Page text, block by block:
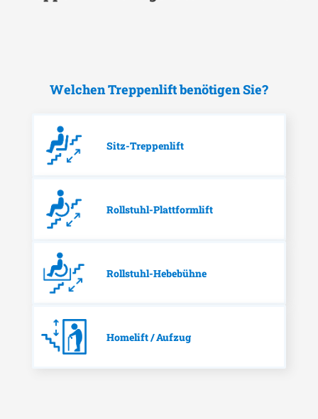
Welchen Treppenlift benötigen Sie?
Sitz-Treppenlift
Rollstuhl-Plattformlift
Rollstuhl-Hebebühne
Homelift / Aufzug